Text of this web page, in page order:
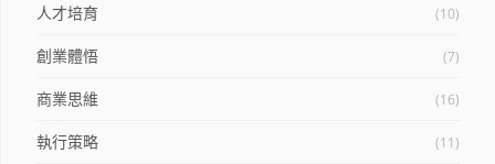
人才培育 (10)
創業體悟 (7)
商業思維 (16)
執行策略 (11)